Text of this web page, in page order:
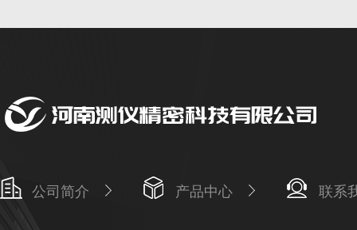
公司简介 产品中心 联系